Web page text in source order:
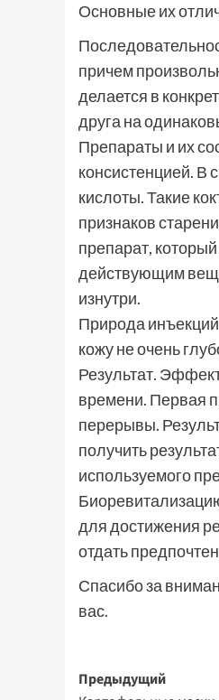
Основные их
причем
делается в
друга на
Препараты и их
консистенцией. В
кислоты. Такие
признаков
препарат,
действующим
изнутри.
Природа
кожу не очень
Результат.
времени. Первая
перерывы.
получить
используемого
для достижения
отдать
Спасибо за
вас.
Навигация
Предыдущий